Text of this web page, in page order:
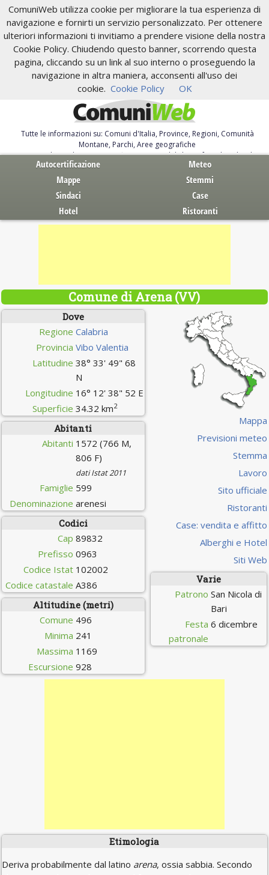
ComuniWeb utilizza cookie per migliorare la tua esperienza di
navigazione e fornirti un servizio personalizzato. Per ottenere
ulteriori informazioni ti invitiamo a prendere visione della nostra
Cookie Policy. Chiudendo questo banner, scorrendo questa
pagina, cliccando su un link al suo interno o proseguendo la
navigazione in altra maniera, acconsenti all'uso dei
cookie. Cookie Policy OK
Tutte le informazioni su: Comuni d'Italia, Province, Regioni, Comunità
Montane, Parchi, Aree geografiche
Servizi al Cittadino. Autocertificazione, moduli, leggi, free download
Autocertificazione
Meteo
Mappe
Stemmi
Sindaci
Case
Hotel
Ristoranti
Comune di Arena (VV)
Dove
Regione Calabria
Provincia Vibo Valentia
Latitudine 38° 33' 49" 68
N
Longitudine 16° 12' 38" 52 E
Superficie 34.32 km2
Abitanti
Abitanti 1572 (766 M,
806 F)
dati Istat 2011
Famiglie 599
Denominazione arenesi
Codici
Cap 89832
Prefisso 0963
Codice Istat 102002
Codice catastale A386
Altitudine (metri)
Comune 496
Minima 241
Massima 1169
Escursione 928
Mappa
Previsioni meteo
Stemma
Lavoro
Sito ufficiale
Ristoranti
Case: vendita e affitto
Alberghi e Hotel
Siti Web
Varie
Patrono San Nicola di
Bari
Festa
patronale
6 dicembre
Etimologia
Deriva probabilmente dal latino arena, ossia sabbia. Secondo